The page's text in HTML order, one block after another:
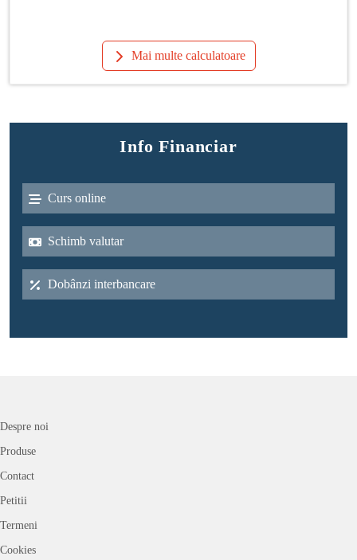
Mai multe calculatoare
Info Financiar
Curs online
Schimb valutar
Dobânzi interbancare
Despre noi
Produse
Contact
Petitii
Termeni
Cookies